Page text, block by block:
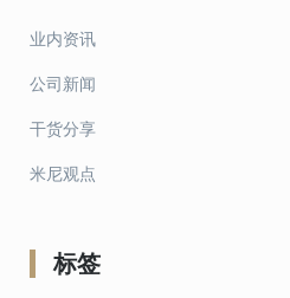
业内资讯
公司新闻
干货分享
米尼观点
标签